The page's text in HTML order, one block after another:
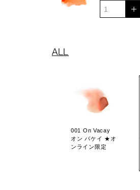
ALL
001 On Vacay
オン バケイ ★オ
ンライン限定